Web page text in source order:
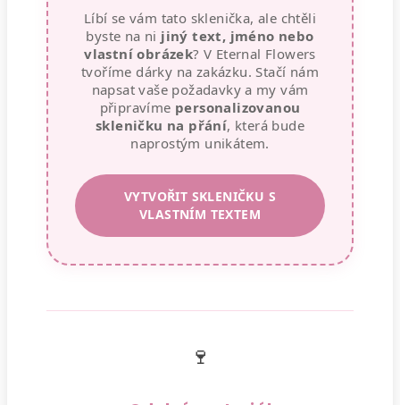
Líbí se vám tato sklenička, ale chtěli
byste na ni jiný text, jméno nebo
vlastní obrázek? V Eternal Flowers
tvoříme dárky na zakázku. Stačí nám
napsat vaše požadavky a my vám
připravíme personalizovanou
skleničku na přání, která bude
naprostým unikátem.
VYTVOŘIT SKLENIČKU S
VLASTNÍM TEXTEM
🍷